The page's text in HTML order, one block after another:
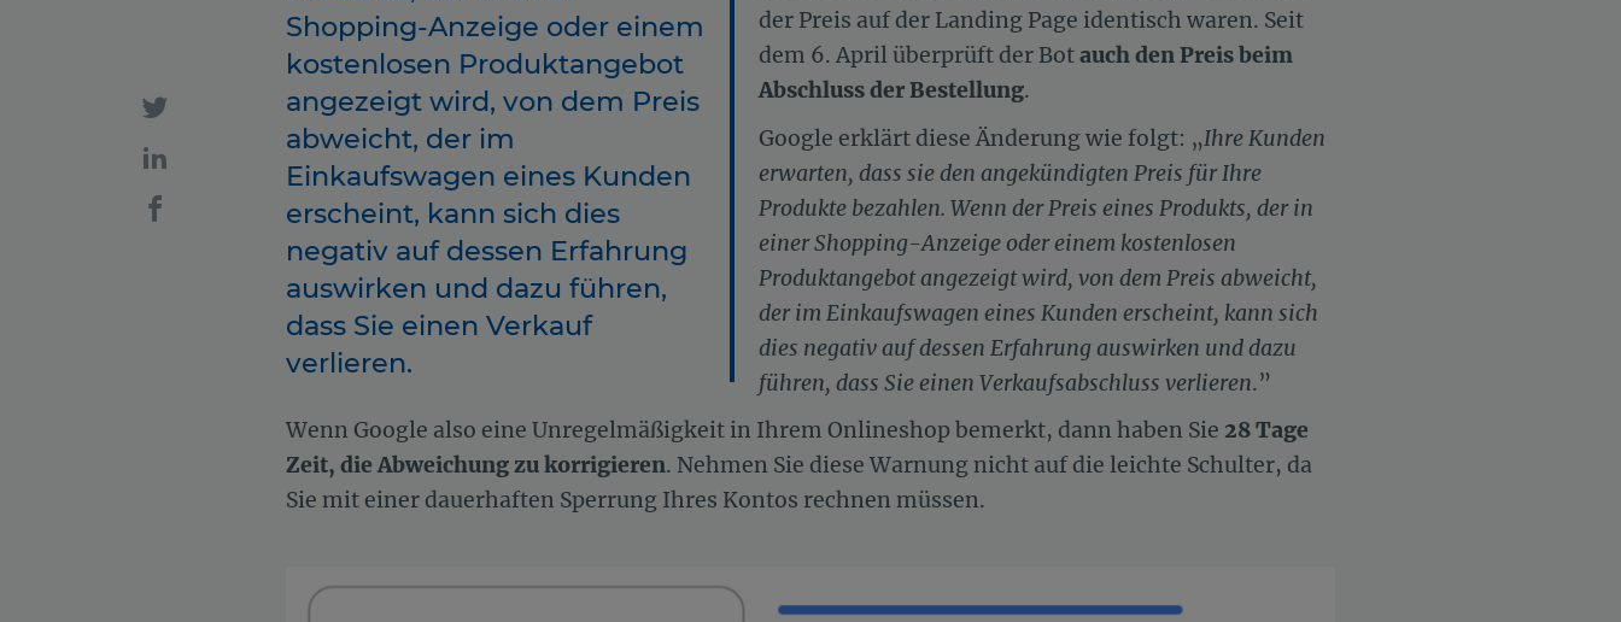
Shopping-Anzeige oder einem
kostenlosen Produktangebot
angezeigt wird, von dem Preis
abweicht, der im
Einkaufswagen eines Kunden
erscheint, kann sich dies
negativ auf dessen Erfahrung
auswirken und dazu führen,
dass Sie einen Verkauf
verlieren.
der Preis auf der Landing Page identisch waren. Seit
dem 6. April überprüft der Botauch den Preis beim
Abschluss der Bestellung.
Google erklärt diese Änderung wie folgt: „Ihre Kunden
erwarten, dass sie den angekündigten Preis für Ihre
Produkte bezahlen. Wenn der Preis eines Produkts, der in
einer Shopping-Anzeige oder einem kostenlosen
Produktangebot angezeigt wird, von dem Preis abweicht,
der im Einkaufswagen eines Kunden erscheint, kann sich
dies negativ auf dessen Erfahrung auswirken und dazu
führen, dass Sie einen Verkaufsabschluss verlieren.”
Wenn Google also eine Unregelmäßigkeit in Ihrem Onlineshop bemerkt, dann haben Sie 28 Tage
Zeit, die Abweichung zu korrigieren. Nehmen Sie diese Warnung nicht auf die leichte Schulter, da
Sie mit einer dauerhaften Sperrung Ihres Kontos rechnen müssen.